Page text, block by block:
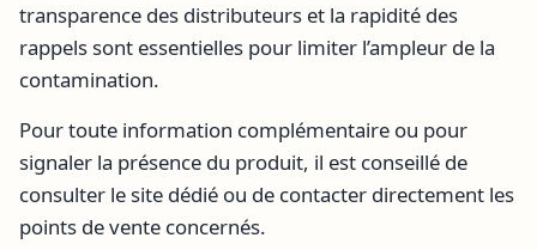
transparence des distributeurs et la rapidité des
rappels sont essentielles pour limiter l’ampleur de la
contamination.
Pour toute information complémentaire ou pour
signaler la présence du produit, il est conseillé de
consulter le site dédié ou de contacter directement les
points de vente concernés.